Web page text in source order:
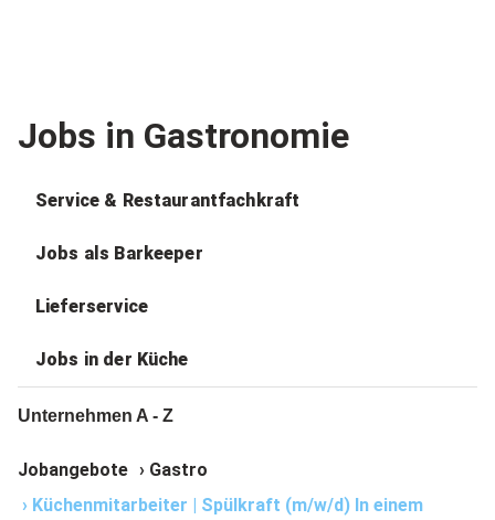
Jobs in Gastronomie
Service & Restaurantfachkraft
Jobs als Barkeeper
Lieferservice
Jobs in der Küche
Unternehmen A - Z
Jobangebote › Gastro
› Küchenmitarbeiter | Spülkraft (m/w/d) In einem